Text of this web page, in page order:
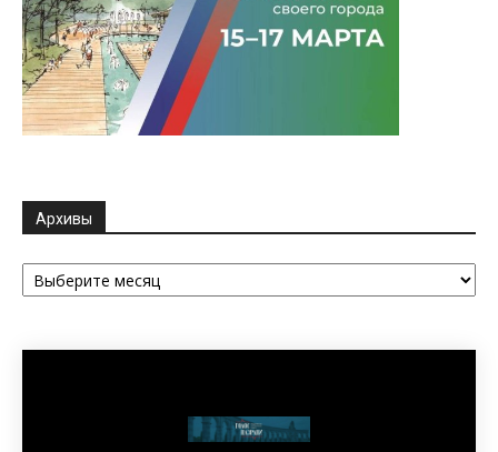
Архивы
Архивы